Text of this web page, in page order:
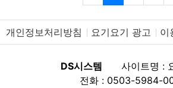
개인정보처리방침 요기요기 광고 이
DS시스템
사이트명 :
전화 : 0503-5984-